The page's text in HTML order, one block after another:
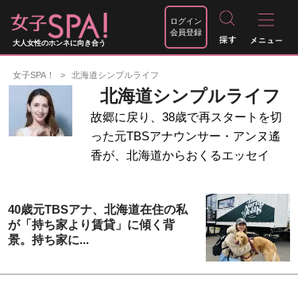
大人女性のホンネに向き合う
ログイン
会員登録
女子SPA！ 北海道シンプルライフ
北海道シンプルライフ
故郷に戻り、38歳で再スタートを切
った元TBSアナウンサー・アンヌ遙
香が、北海道からおくるエッセイ
40歳元TBSアナ、北海道在住の私
が「持ち家より賃貸」に傾く背
景。持ち家に...